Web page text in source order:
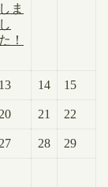
しま
し
た！
13 14 15
20 21 22
27 28 29